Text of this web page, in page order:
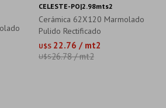
Cerámica 62X120 Marmolado
Pulido Rectificado
U$S 22.76 / mt2
U$S26.78 / mt2
CELESTE-PO|2.98mts2